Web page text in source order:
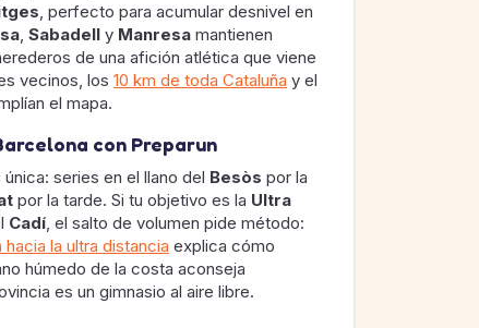
, perfecto para acumular desnivel en
, Sabadell y Manresa mantienen
de una afición atlética que viene
vecinos, los 10 km de toda Cataluña y el
el mapa.
con Preparun
series en el llano del Besòs por la
por la tarde. Si tu objetivo es la Ultra
Cadí, el salto de volumen pide método:
la ultra distancia explica cómo
húmedo de la costa aconseja
es un gimnasio al aire libre.